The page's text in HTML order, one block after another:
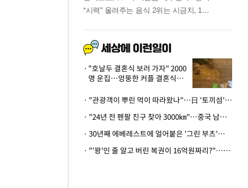
"호날두 결혼식 보러 가자" 2000
명 운집…엉뚱한 커플 결혼식에
· "관광객이 뿌린 먹이 따라왔나"…日 '토끼섬' 멧돼지, 토끼까지 사냥
· "24년 전 펜팔 친구 찾아 3000㎞"…중국 남성 사연에 '뭉클'
· 30년째 에베레스트에 얼어붙은 '그린 부츠'…드디어 가족 품으로
· "'꽝'인 줄 알고 버린 복권이 16억원짜리?"…극적으로 되찾은 사연